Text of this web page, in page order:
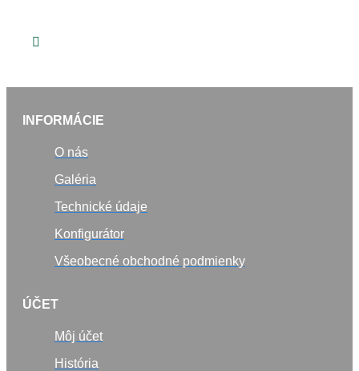
INFORMÁCIE
O nás
Galéria
Technické údaje
Konfigurátor
Všeobecné obchodné podmienky
ÚČET
Môj účet
História